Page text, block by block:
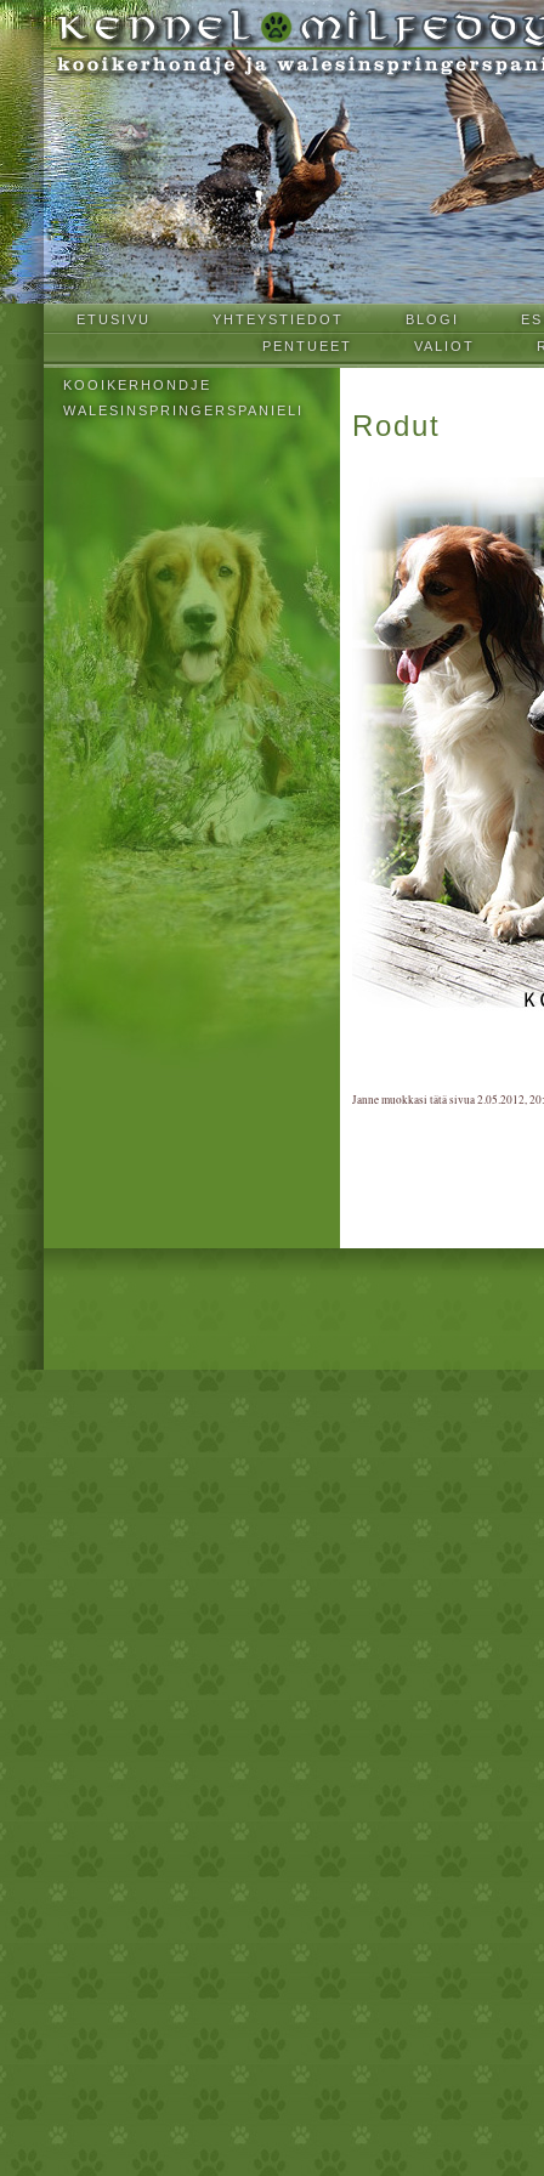
ETUSIVU YHTEYSTIEDOT BLOGI
PENTUEET
VALIOT
KOOIKERHONDJE
WALESINSPRINGERSPANIELI
Rodut
Janne muokkasi tätä sivua 2.05.2012,